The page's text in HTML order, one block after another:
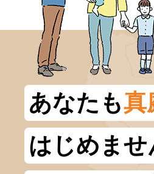
あなたも真
はじめませ